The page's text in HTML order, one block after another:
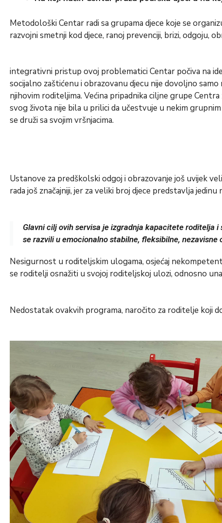
Metodološki Centar radi sa grupama djece koje se
razvojni smetnji kod djece, ranoj prevenciji, brizi, odgoju,
integrativni pristup ovoj problematici Centar počiva na
socijalno zaštićenu i obrazovanu djecu nije dovoljno samo
njihovim roditeljima. Većina pripadnika ciljne grupe
svog života nije bila u prilici da učestvuje u nekim
se druži sa svojim vršnjacima.
Ustanove za predškolski odgoj i obrazovanje još uvijek
rada još značajniji, jer za veliki broj djece predstavlja
Glavni cilj ovih servisa je izgradnja kapacitete roditelja
se razvili u emocionalno stabilne, fleksibilne, nezavisne
Nesigurnost u roditeljskim ulogama, osjećaj
se roditelji osnažiti u svojoj roditeljskoj ulozi, odnosno
Nedostatak ovakvih programa, naročito za roditelje koji